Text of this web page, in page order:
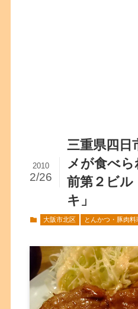
三重県四日
メが食べ
前第２ビ
キ」
2010
2/26
大阪市北区 とんかつ・豚肉料